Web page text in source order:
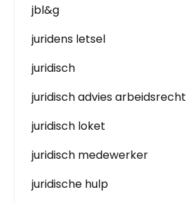
jbl&g
juridens letsel
juridisch
juridisch advies arbeidsrecht
juridisch loket
juridisch medewerker
juridische hulp